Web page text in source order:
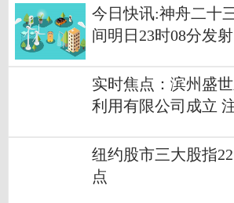
今日快讯:神舟二十
间明日23时08分发射
实时焦点：滨州盛
利用有限公司成立
纽约股市三大股指
点